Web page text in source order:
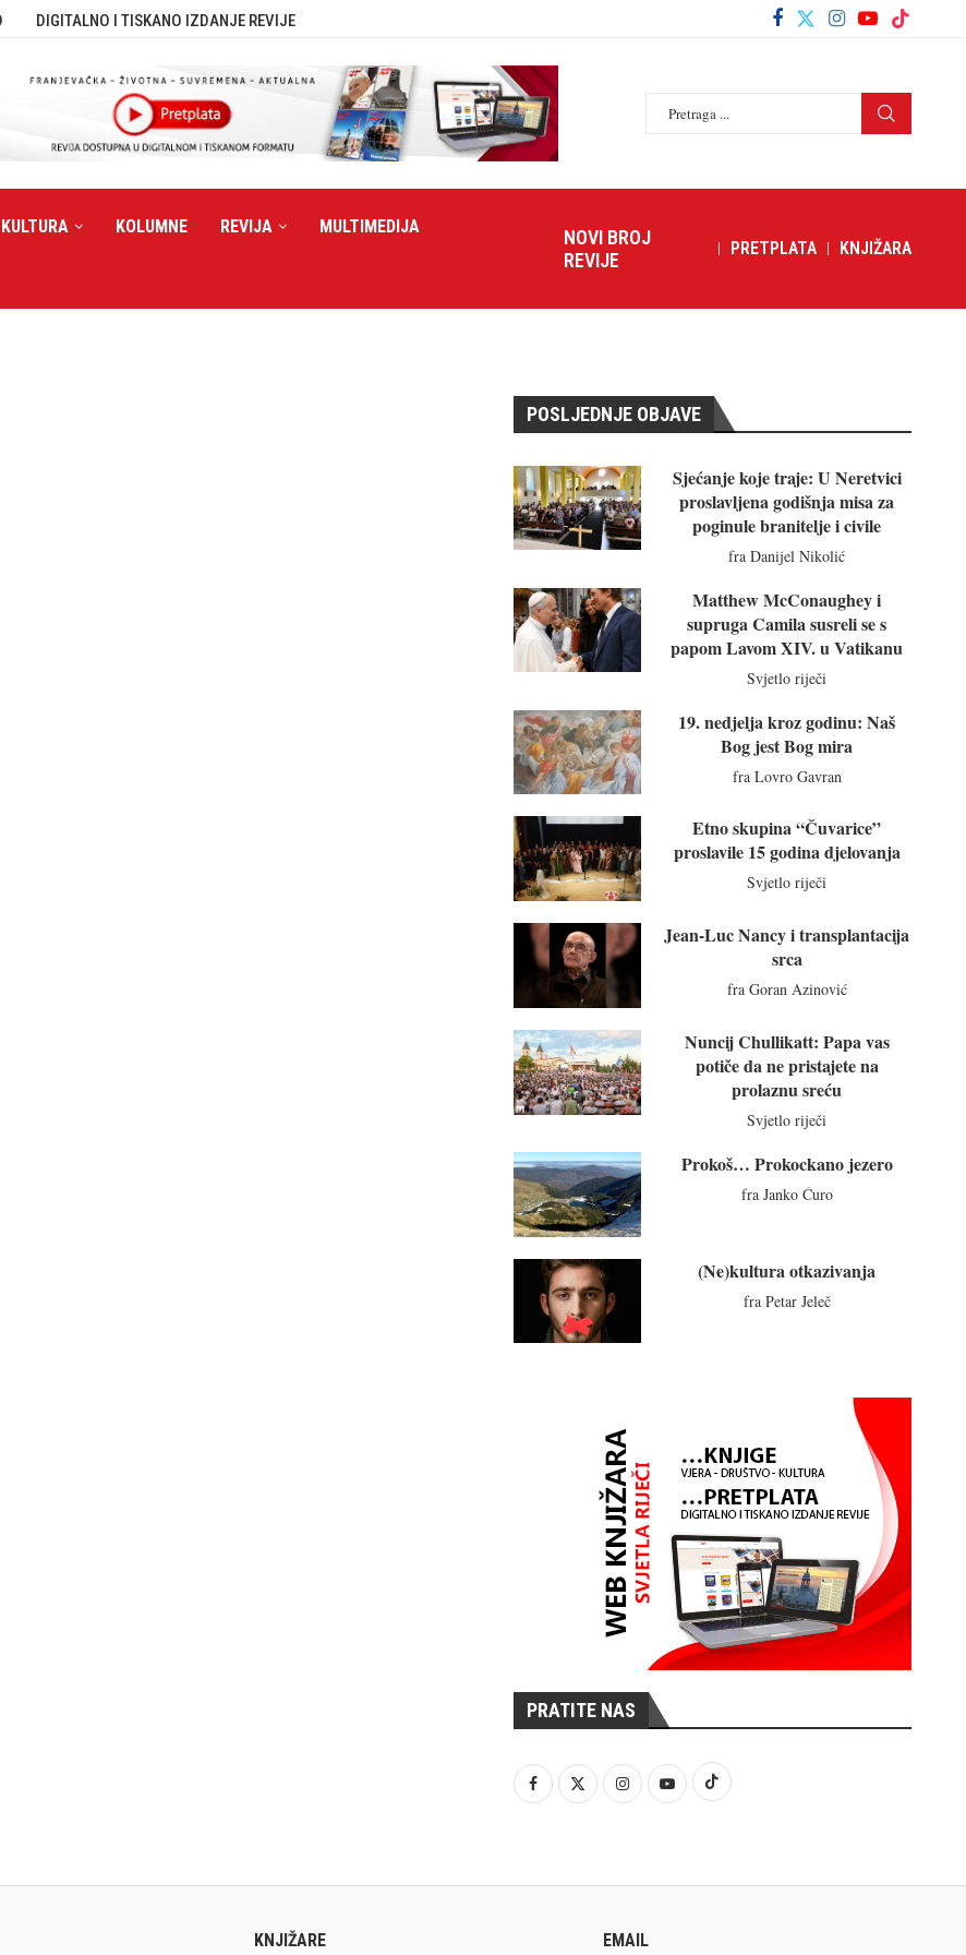
DIGITALNO I TISKANO IZDANJE REVIJE
KULTURA KOLUMNE REVIJA MULTIMEDIJA
NOVI BROJ
REVIJE
PRETPLATA KNJIŽARA
POSLJEDNJE OBJAVE
Sjećanje koje traje: U Neretvici
proslavljena godišnja misa za
poginule branitelje i civile
fra Danijel Nikolić
Matthew McConaughey i
supruga Camila susreli se s
papom Lavom XIV. u Vatikanu
Svjetlo riječi
19. nedjelja kroz godinu: Naš
Bog jest Bog mira
fra Lovro Gavran
Etno skupina “Čuvarice”
proslavile 15 godina djelovanja
Svjetlo riječi
Jean-Luc Nancy i transplantacija
srca
fra Goran Azinović
Nuncij Chullikatt: Papa vas
potiče da ne pristajete na
prolaznu sreću
Svjetlo riječi
Prokoš… Prokockano jezero
fra Janko Ćuro
(Ne)kultura otkazivanja
fra Petar Jeleč
PRATITE NAS
KNJIŽARE EMAIL